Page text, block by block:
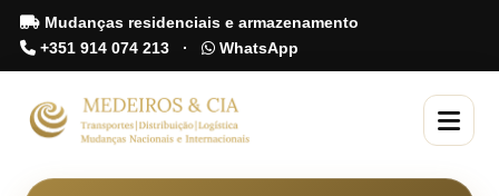
Mudanças residenciais e armazenamento
+351 914 074 213 · WhatsApp